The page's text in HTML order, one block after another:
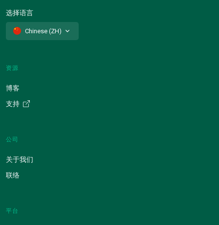
选择语言
Chinese (ZH)
资源
博客
支持
公司
关于我们
联络
平台